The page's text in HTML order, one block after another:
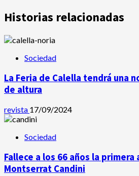
Historias relacionadas
Sociedad
La Feria de Calella tendrá una
de altura
revista 17/09/2024
Sociedad
Fallece a los 66 años la
Montserrat Candini